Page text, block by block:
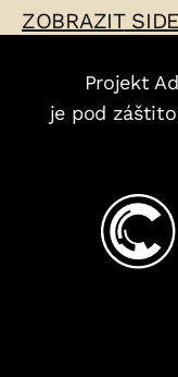
ZOBRAZIT
Projekt
je pod